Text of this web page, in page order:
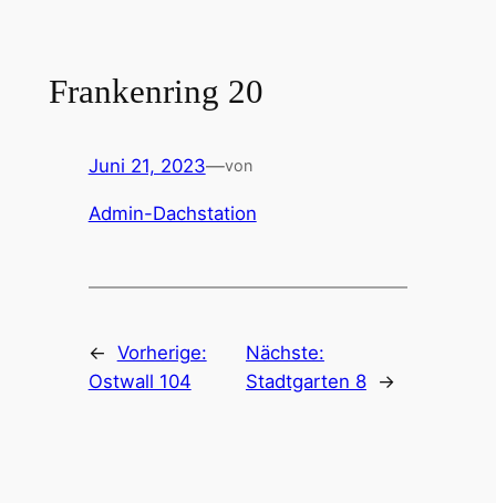
springenFrankenring 20
Juni 21, 2023—von
Admin-Dachstation
← Vorherige:
Ostwall 104
Nächste:
Stadtgarten 8
→